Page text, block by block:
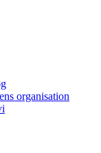
organisation